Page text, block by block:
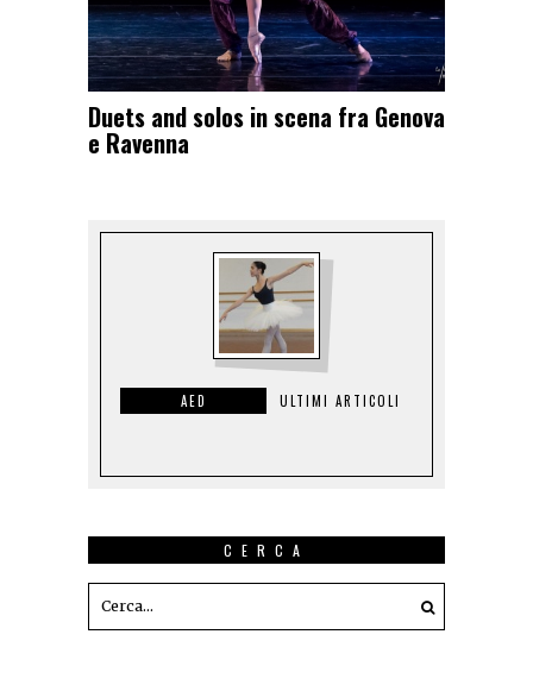
Duets and solos in scena fra Genova
e Ravenna
AED ULTIMI ARTICOLI
CERCA